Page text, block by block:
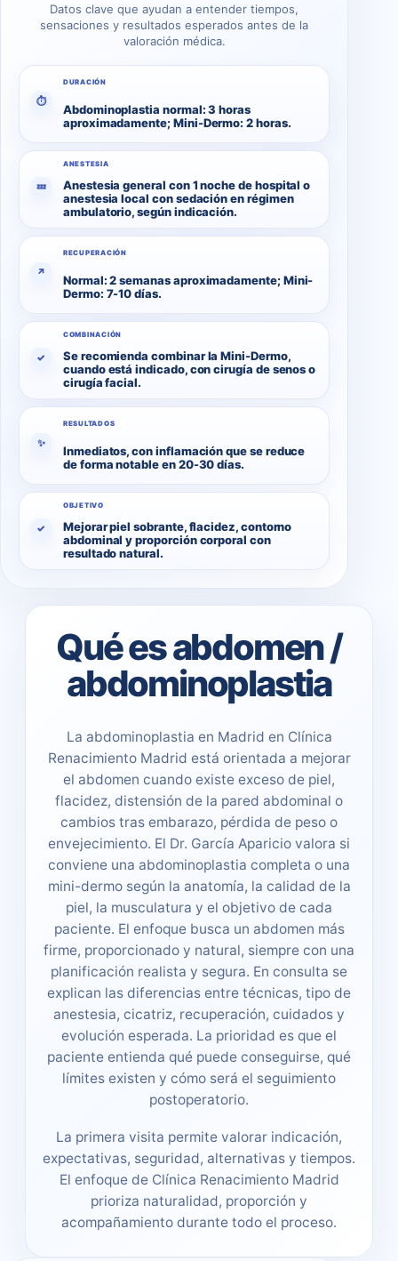
Datos clave que ayudan a entender tiempos,
sensaciones y resultados esperados antes de la
valoración médica.
⏱
DURACIÓN
Abdominoplastia normal: 3 horas
aproximadamente; Mini-Dermo: 2 horas.
💤
ANESTESIA
Anestesia general con 1 noche de hospital o
anestesia local con sedación en régimen
ambulatorio, según indicación.
↗
RECUPERACIÓN
Normal: 2 semanas aproximadamente; Mini-
Dermo: 7-10 días.
✓
COMBINACIÓN
Se recomienda combinar la Mini-Dermo,
cuando está indicado, con cirugía de senos o
cirugía facial.
✨
RESULTADOS
Inmediatos, con inflamación que se reduce
de forma notable en 20-30 días.
✓
OBJETIVO
Mejorar piel sobrante, flacidez, contorno
abdominal y proporción corporal con
resultado natural.
Qué es abdomen /
abdominoplastia
La abdominoplastia en Madrid en Clínica
Renacimiento Madrid está orientada a mejorar
el abdomen cuando existe exceso de piel,
flacidez, distensión de la pared abdominal o
cambios tras embarazo, pérdida de peso o
envejecimiento. El Dr. García Aparicio valora si
conviene una abdominoplastia completa o una
mini-dermo según la anatomía, la calidad de la
piel, la musculatura y el objetivo de cada
paciente. El enfoque busca un abdomen más
firme, proporcionado y natural, siempre con una
planificación realista y segura. En consulta se
explican las diferencias entre técnicas, tipo de
anestesia, cicatriz, recuperación, cuidados y
evolución esperada. La prioridad es que el
paciente entienda qué puede conseguirse, qué
límites existen y cómo será el seguimiento
postoperatorio.
La primera visita permite valorar indicación,
expectativas, seguridad, alternativas y tiempos.
El enfoque de Clínica Renacimiento Madrid
prioriza naturalidad, proporción y
acompañamiento durante todo el proceso.